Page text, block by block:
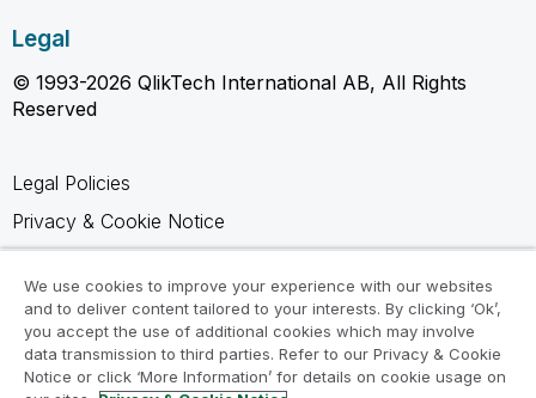
Legal
© 1993-2026 QlikTech International AB, All Rights
Reserved
Legal Policies
Privacy & Cookie Notice
Terms of Use
Legal Agreements
Product Terms
We use cookies to improve your experience with our websites
and to deliver content tailored to your interests. By clicking ‘Ok’,
you accept the use of additional cookies which may involve
data transmission to third parties. Refer to our Privacy & Cookie
Notice or click ‘More Information’ for details on cookie usage on